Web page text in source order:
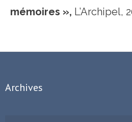
mémoires », L’Archipel,
Archives